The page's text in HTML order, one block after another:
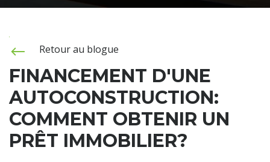
Retour au blogue
FINANCEMENT D'UNE
AUTOCONSTRUCTION:
COMMENT OBTENIR UN
PRÊT IMMOBILIER?